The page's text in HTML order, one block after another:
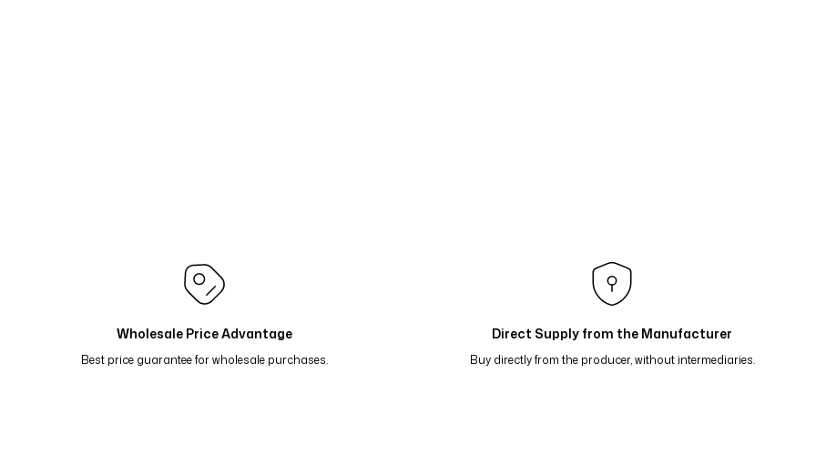
Nil Suluboya Desenli Çift Taraflı Şal - Su Yeşil Bej 65-14
Wholesale Price Advantage
Best price guarantee for wholesale purchases.
Direct Supply from the Manufacturer
Buy directly from the producer, without intermediaries.